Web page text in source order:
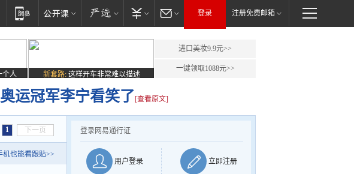
登录 注册免费邮箱
个人 新套路: 这样开车非常难以描述
进口美妆9.9元>>
一键领取1088元>>
运冠军李宁看笑了 [查看原文]
1 下一页
机也能看跟贴>>
登录网易通行证
用户登录 立即注册